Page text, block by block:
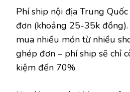
Phí ship nội địa Trung
đơn (khoảng 25-35k
mua nhiều món từ nhiều
ghép đơn – phí ship sẽ chỉ
kiệm đến 70%.